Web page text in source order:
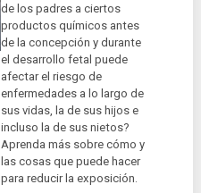
de los padres a ciertos
productos químicos antes
de la concepción y durante
el desarrollo fetal puede
afectar el riesgo de
enfermedades a lo largo de
sus vidas, la de sus hijos e
incluso la de sus nietos?
Aprenda más sobre cómo y
las cosas que puede hacer
para reducir la exposición.